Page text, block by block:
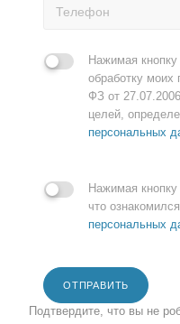
Нажимая
обработку моих
ФЗ от
целей,
персональных
Нажимая
что
персональных
ОТПРАВИТЬ
Подтвердите, что вы не